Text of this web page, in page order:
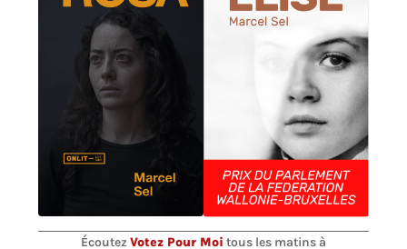
Écoutez Votez Pour Moi tous les matins à